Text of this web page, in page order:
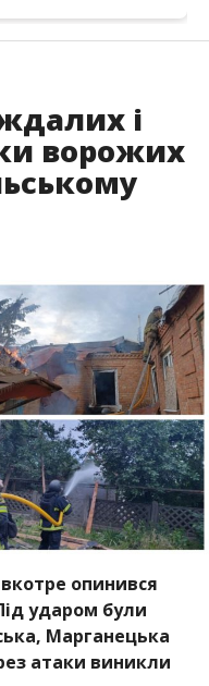
опинився
ударом були
Марганецька
атаки виникли
із посиланням на
Івана Базилюка.
Нікополя. 70-
у важкому стані.
90-річна жінка
від травм.